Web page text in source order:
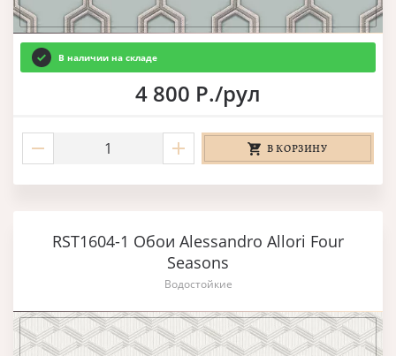
В наличии на складе
4 800 Р./рул
В КОРЗИНУ
RST1604-1 Обои Alessandro Allori Four
Seasons
Водостойкие